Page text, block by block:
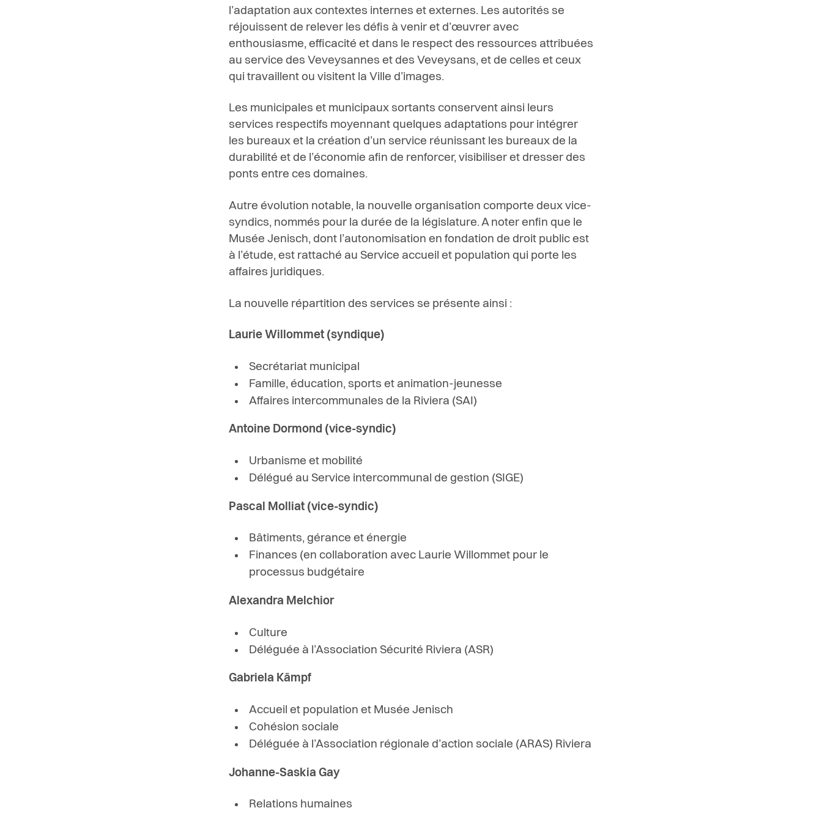
l’adaptation aux contextes internes et externes. Les autorités se
réjouissent de relever les défis à venir et d’œuvrer avec
enthousiasme, efficacité et dans le respect des ressources attribuées
au service des Veveysannes et des Veveysans, et de celles et ceux
qui travaillent ou visitent la Ville d’images.
Les municipales et municipaux sortants conservent ainsi leurs
services respectifs moyennant quelques adaptations pour intégrer
les bureaux et la création d’un service réunissant les bureaux de la
durabilité et de l’économie afin de renforcer, visibiliser et dresser des
ponts entre ces domaines.
Autre évolution notable, la nouvelle organisation comporte deux vice-
syndics, nommés pour la durée de la législature. A noter enfin que le
Musée Jenisch, dont l’autonomisation en fondation de droit public est
à l’étude, est rattaché au Service accueil et population qui porte les
affaires juridiques.
La nouvelle répartition des services se présente ainsi :
Laurie Willommet (syndique)
Secrétariat municipal
Famille, éducation, sports et animation-jeunesse
Affaires intercommunales de la Riviera (SAI)
Antoine Dormond (vice-syndic)
Urbanisme et mobilité
Délégué au Service intercommunal de gestion (SIGE)
Pascal Molliat (vice-syndic)
Bâtiments, gérance et énergie
Finances (en collaboration avec Laurie Willommet pour le
processus budgétaire
Alexandra Melchior
Culture
Déléguée à l’Association Sécurité Riviera (ASR)
Gabriela Kämpf
Accueil et population et Musée Jenisch
Cohésion sociale
Déléguée à l’Association régionale d’action sociale (ARAS) Riviera
Johanne-Saskia Gay
Relations humaines